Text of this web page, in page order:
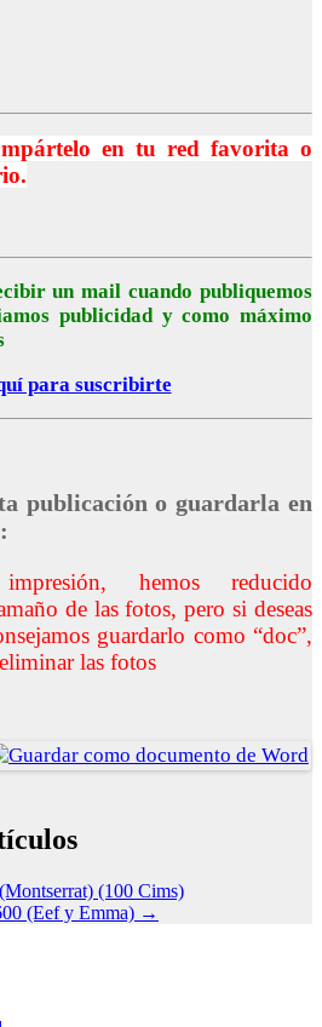
en tu red favorita o
un mail cuando publiquemos
publicidad y como máximo
para suscribirte
publicación o guardarla en
hemos reducido
de las fotos, pero si deseas
guardarlo como “doc”,
las fotos
(100 Cims)
(Eef y Emma) →